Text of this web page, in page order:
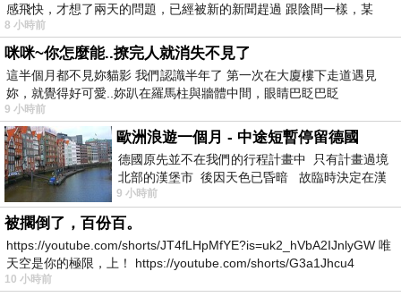
感飛快，才想了兩天的問題，已經被新的新聞趕過 跟陰間一樣，某
8 小時前
咪咪~你怎麼能..撩完人就消失不見了
這半個月都不見妳貓影 我們認識半年了 第一次在大廈樓下走道遇見
妳，就覺得好可愛..妳趴在羅馬柱與牆體中間，眼睛巴眨巴眨
9 小時前
歐洲浪遊一個月 - 中途短暫停留德國
德國原先並不在我們的行程計畫中 只有計畫過境
北部的漢堡市 後因天色已昏暗 故臨時決定在漢
堡市吃晚餐和過夜
9 小時前
被擱倒了，百份百。
https://youtube.com/shorts/JT4fLHpMfYE?is=uk2_hVbA2IJnlyGW 唯
天空是你的極限，上！ https://youtube.com/shorts/G3a1Jhcu4
10 小時前